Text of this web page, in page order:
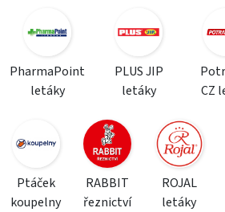
PharmaPoint
letáky
PLUS JIP
letáky
CZ
Ptáček
koupelny
RABBIT
řeznictví
ROJAL
letáky